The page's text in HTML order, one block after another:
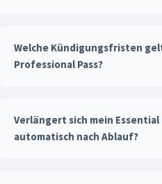
Welche Kündigungsfristen
Professional Pass?
Verlängert sich mein
automatisch nach Ablauf?